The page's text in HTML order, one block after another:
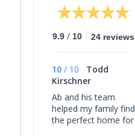
9.9 / 10 24 reviews
10 / 10
Todd
Kirschner
Ab and his team
helped my family find
the perfect home for